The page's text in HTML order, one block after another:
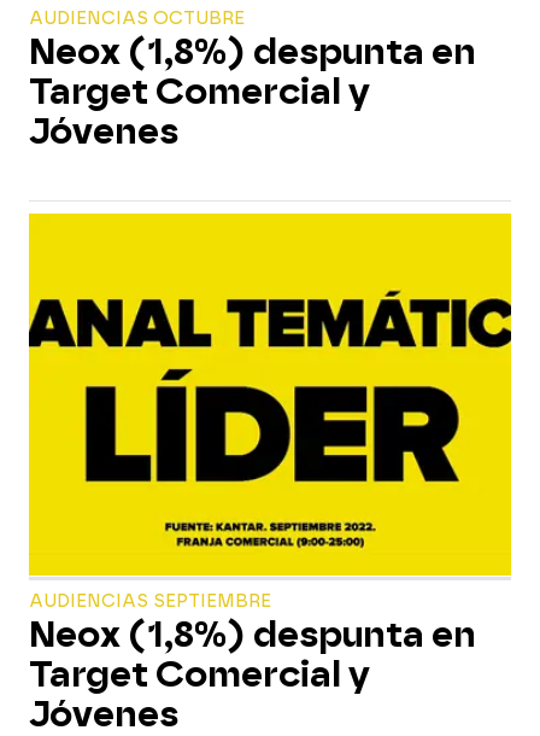
AUDIENCIAS OCTUBRE
Neox (1,8%) despunta en
Target Comercial y
Jóvenes
AUDIENCIAS SEPTIEMBRE
Neox (1,8%) despunta en
Target Comercial y
Jóvenes